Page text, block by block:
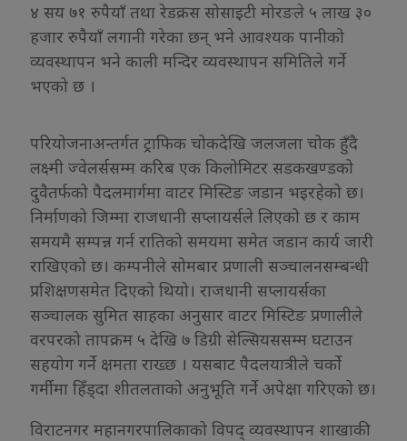
४ सय ७१ रुपैयाँ तथा रेडक्रस सोसाइटी मोरङले ५ लाख ३०
हजार रुपैयाँ लगानी गरेका छन् भने आवश्यक पानीको
व्यवस्थापन भने काली मन्दिर व्यवस्थापन समितिले गर्ने
भएको छ ।
परियोजनाअन्तर्गत ट्राफिक चोकदेखि जलजला चोक हुँदै
लक्ष्मी ज्वेलर्ससम्म करिब एक किलोमिटर सडकखण्डको
दुवैतर्फको पैदलमार्गमा वाटर मिस्टिङ जडान भइरहेको छ।
निर्माणको जिम्मा राजधानी सप्लायर्सले लिएको छ र काम
समयमै सम्पन्न गर्न रातिको समयमा समेत जडान कार्य जारी
राखिएको छ। कम्पनीले सोमबार प्रणाली सञ्चालनसम्बन्धी
प्रशिक्षणसमेत दिएको थियो। राजधानी सप्लायर्सका
सञ्चालक सुमित साहका अनुसार वाटर मिस्टिङ प्रणालीले
वरपरको तापक्रम ५ देखि ७ डिग्री सेल्सियससम्म घटाउन
सहयोग गर्ने क्षमता राख्छ । यसबाट पैदलयात्रीले चर्को
गर्मीमा हिँड्दा शीतलताको अनुभूति गर्ने अपेक्षा गरिएको छ।
विराटनगर महानगरपालिकाको विपद् व्यवस्थापन शाखाकी